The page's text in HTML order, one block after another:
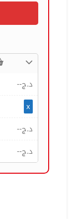
--د.ج
x
--د.ج
--د.ج